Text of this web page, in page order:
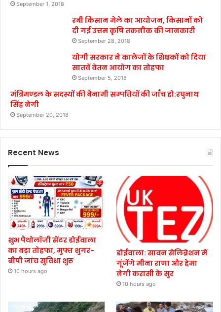
September 1, 2018
रबी किसान मेले का आयोजन, किसानों को
दी गई उत्तम कृषि तकनीक की जानकारी
September 28, 2018
योगी सरकार ने कालेजों के शिक्षकों को दिया
सातवें वेतन आयोग का तोहफा
September 5, 2018
मंत्रिमण्डल के सदस्यों की बैनामी सम्पत्तियों की जाँच हो:रघुनाथ
सिंह नेगी
September 20, 2018
Recent News
शुभ पैथोलॉजी सेंटर डोईवाला
का बड़ा तोहफा, मुफ्त शुगर-
बीपी जांच सुविधा शुरू
10 hours ago
डोईवाला: सावन सेलिब्रेशन में
गूंजेंगे मीना राणा और हेमा
नेगी करासी के सुर
10 hours ago